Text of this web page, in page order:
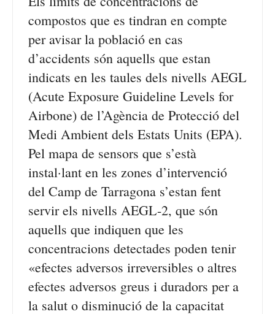
compostos que es tindran en compte
per avisar la població en cas
d’accidents són aquells que estan
indicats en les taules dels nivells AEGL
(Acute Exposure Guideline Levels for
Airbone) de l’Agència de Protecció del
Medi Ambient dels Estats Units (EPA).
Pel mapa de sensors que s’està
instal·lant en les zones d’intervenció
del Camp de Tarragona s’estan fent
servir els nivells AEGL-2, que són
aquells que indiquen que les
concentracions detectades poden tenir
«efectes adversos irreversibles o altres
efectes adversos greus i duradors per a
la salut o disminució de la capacitat